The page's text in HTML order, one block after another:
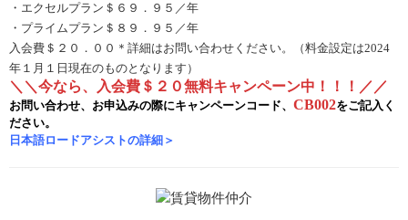
・エクセルプラン＄６９．９５／年
・プライムプラン＄８９．９５／年
入会費＄２０．００ ＊ 詳細はお問い合わせください。（料金設定は2024
年１月１日現在のものとなります）
＼＼今なら、入会費＄２０無料キャンペーン中！！！／／
お問い合わせ、お申込みの際にキャンペーンコード、 CB002をご記入く
ださい。
日本語ロードアシストの詳細＞